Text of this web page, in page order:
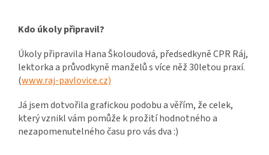
Kdo úkoly připravil?
Úkoly připravila Hana Školoudová, předsedkyně CPR Ráj,
lektorka a průvodkyně manželů s více něž 30letou praxí.
(www.raj-pavlovice.cz)
Já jsem dotvořila grafickou podobu a věřím, že celek,
který vznikl vám pomůže k prožití hodnotného a
nezapomenutelného času pro vás dva :)